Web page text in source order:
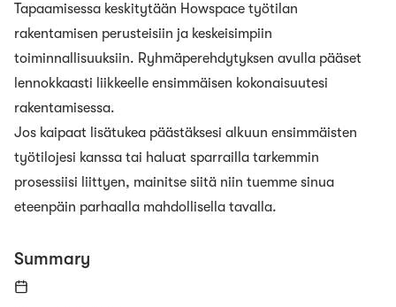
Tapaamisessa keskitytään Howspace työtilan
rakentamisen perusteisiin ja keskeisimpiin
toiminnallisuuksiin. Ryhmäperehdytyksen avulla pääset
lennokkaasti liikkeelle ensimmäisen kokonaisuutesi
rakentamisessa.
Jos kaipaat lisätukea päästäksesi alkuun ensimmäisten
työtilojesi kanssa tai haluat sparrailla tarkemmin
prosessiisi liittyen, mainitse siitä niin tuemme sinua
eteenpäin parhaalla mahdollisella tavalla.
Summary